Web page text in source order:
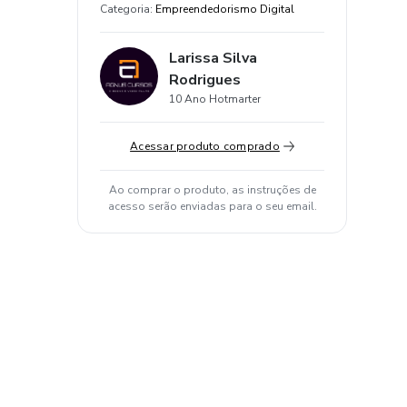
Categoria: Empreendedorismo Digital
Larissa Silva
Rodrigues
10 Ano Hotmarter
Acessar produto comprado
Ao comprar o produto, as instruções de
acesso serão enviadas para o seu email.